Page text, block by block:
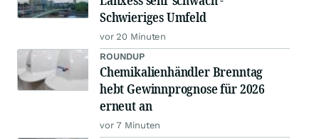
Schwieriges Umfeld
vor 20 Minuten
ROUNDUP
Chemikalienhändler Brenntag
hebt Gewinnprognose für 2026
erneut an
vor 7 Minuten